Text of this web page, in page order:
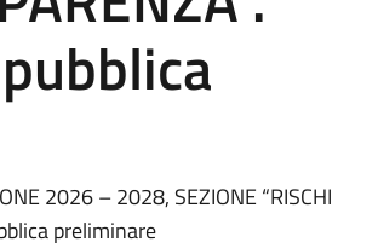
2026 – 2028, SEZIONE “RISCHI
preliminare